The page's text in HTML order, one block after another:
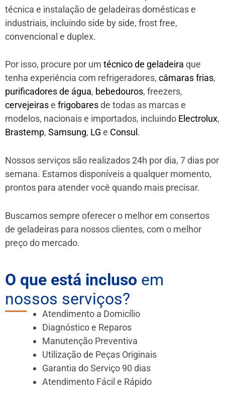
técnica e instalação de geladeiras domésticas e
industriais, incluindo side by side, frost free,
convencional e duplex.
Por isso, procure por um técnico de geladeira que
tenha experiência com refrigeradores, câmaras frias,
purificadores de água, bebedouros, freezers,
cervejeirase frigobaresde todas as marcas e
modelos, nacionais e importados, incluindo Electrolux,
Brastemp, Samsung, LG e Consul .
Nossos serviços são realizados 24h por dia, 7 dias por
semana. Estamos disponíveis a qualquer momento,
prontos para atender você quando mais precisar.
Buscamos sempre oferecer o melhor em consertos
de geladeiras para nossos clientes, com o melhor
preço do mercado.
O que está incluso em
nossos serviços?
Atendimento a Domicílio
Diagnóstico e Reparos
Manutenção Preventiva
Utilização de Peças Originais
Garantia do Serviço 90 dias
Atendimento Fácil e Rápido